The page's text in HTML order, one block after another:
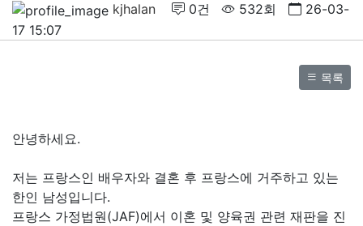
kjhalan 0건 532회
26-03-
17 15:07
목록
안녕하세요.
저는 프랑스인 배우자와 결혼 후 프랑스에 거주하고 있는
한인 남성입니다.
프랑스 가정법원(JAF)에서 이혼 및 양육권 관련 재판을 진